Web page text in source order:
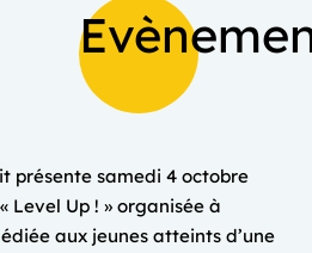
présente samedi 4 octobre
Level Up ! » organisée à
aux jeunes atteints d’une